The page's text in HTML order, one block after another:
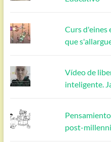
Curs d'eines
que
Vídeo de
inteligente.
post-